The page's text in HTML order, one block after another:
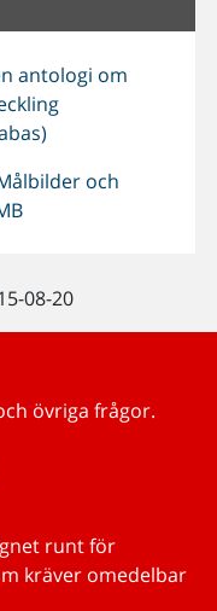
antologi om
och
08-20
övriga frågor.
runt för
kräver omedelbar